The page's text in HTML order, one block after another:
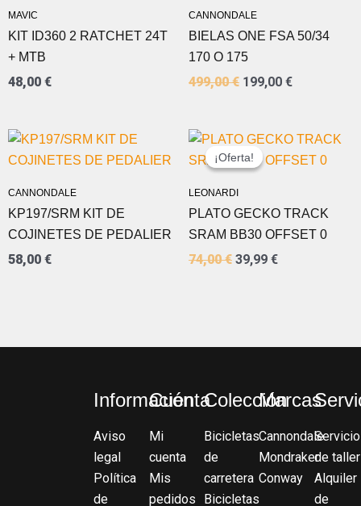
MAVIC
KIT ID360 2 RATCHET 24T
+ MTB
48,00 €
CANNONDALE
BIELAS ONE FSA 50/34
170 O 175
499,00€
499,00 €.
199,00 €
CANNONDALE
KP197/SRM KIT DE
COJINETES DE PEDALIER
58,00 €
¡Oferta!
LEONARDI
¡Oferta!
PLATO GECKO TRACK
SRAM BB30 OFFSET 0
74,00€
EL
PRECIO
ORIGINAL
74,00 €.
39,99 €
EL
PRECIO
ACTUAL
Información
Aviso
legal
Política
de
Cuenta
Mi
cuenta
Mis
pedidos
Colección
Bicicletas
de
carretera
Bicicletas
Marcas
Cannondale
Mondraker
Conway
Servicio
de taller
Alquiler
de